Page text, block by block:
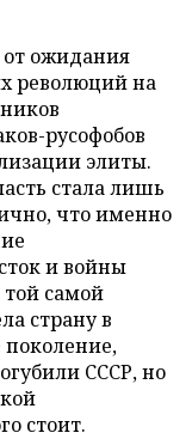
от ожидания
революций на
русофобов
элиты.
стала лишь
что именно
и войны
самой
страну в
СССР, но
стоит.